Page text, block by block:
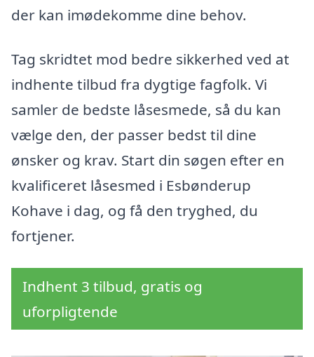
der kan imødekomme dine behov.
Tag skridtet mod bedre sikkerhed ved at
indhente tilbud fra dygtige fagfolk. Vi
samler de bedste låsesmede, så du kan
vælge den, der passer bedst til dine
ønsker og krav. Start din søgen efter en
kvalificeret låsesmed i Esbønderup
Kohave i dag, og få den tryghed, du
fortjener.
Indhent 3 tilbud, gratis og
uforpligtende